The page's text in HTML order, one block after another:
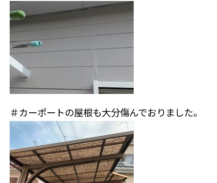
＃カーポートの屋根も大分傷んでおりました。